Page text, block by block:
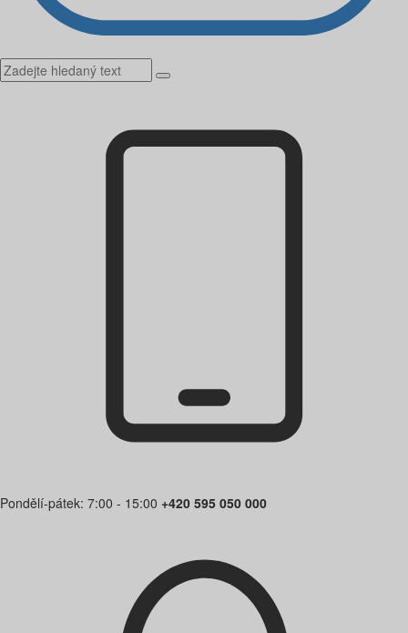
Pondělí-pátek: 7:00 - 15:00 +420 595 050 000